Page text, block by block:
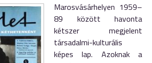
Marosvásárhelyen 1959–
89 között havonta
kétszer megjelent
társadalmi-kulturális
képes lap. Azoknak a